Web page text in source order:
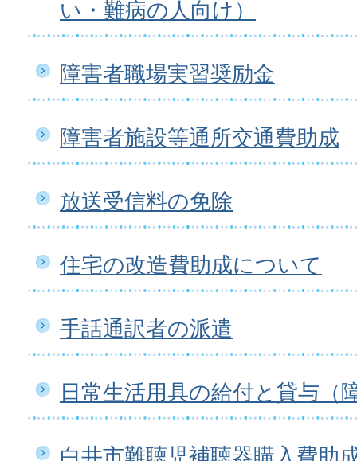
い・難病の人向け）
障害者職場実習奨励金
障害者施設等通所交通費助成
放送受信料の免除
住宅の改造費助成について
手話通訳者の派遣
日常生活用具の給付と貸与（